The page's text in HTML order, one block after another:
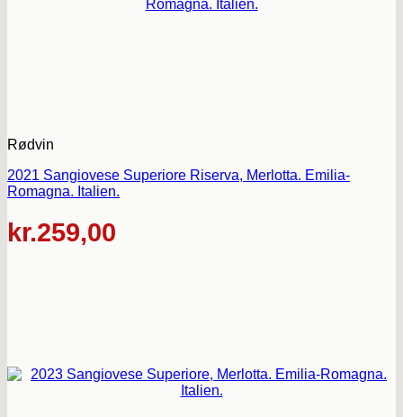
Rødvin
2021 Sangiovese Superiore Riserva, Merlotta. Emilia-
Romagna. Italien.
kr.259,00